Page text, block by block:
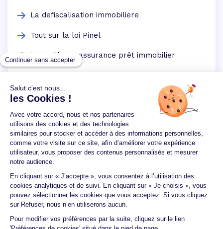
La defiscalisation immobiliere
Tout sur la loi Pinel
La meilleure assurance prêt immobilier
Un crédit vous engage et doit être remboursé.
Vérifiez vos capacités de remboursement avant de
vous engager.
Aucun versement, de quelque nature que ce soit, ne
peut être exigé d'un particulier avant l'obtention
d'un ou plusieurs prêts d'argent.
© 2026 Guide du crédit •Plan du site• Mentions